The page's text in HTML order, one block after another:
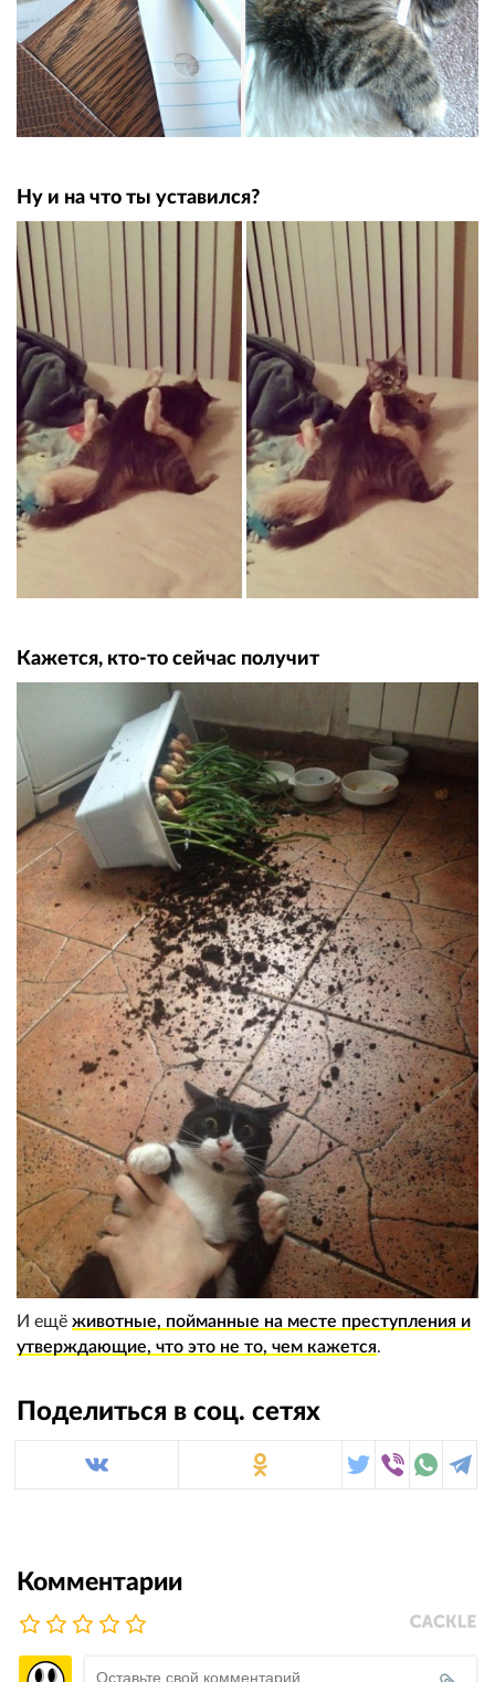
Ну и на что ты уставился?
Кажется, кто-то сейчас получит
И ещё животные, пойманные на месте преступления и
утверждающие, что это не то, чем кажется.
Поделиться в соц. сетях
Комментарии